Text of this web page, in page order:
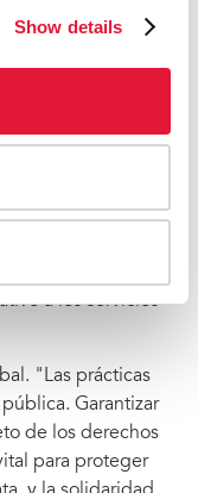
Show details
que el
de los
de los
según
es
a los servicios
"Las prácticas
Garantizar
de los derechos
para proteger